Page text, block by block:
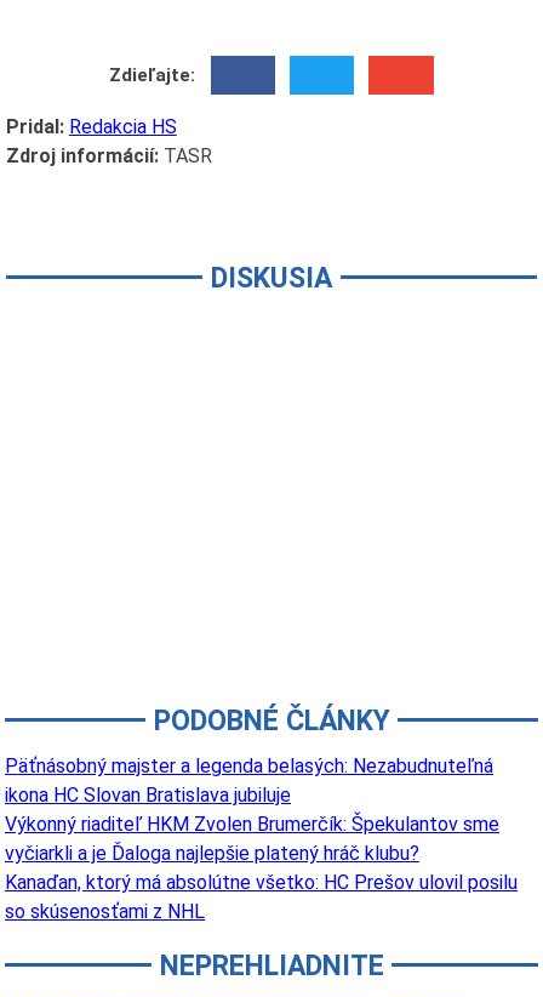
Zdieľajte:
Pridal: Redakcia HS
Zdroj informácií:TASR
DISKUSIA
PODOBNÉ ČLÁNKY
Päťnásobný majster a legenda belasých: Nezabudnuteľná
ikona HC Slovan Bratislava jubiluje
Výkonný riaditeľ HKM Zvolen Brumerčík: Špekulantov sme
vyčiarkli a je Ďaloga najlepšie platený hráč klubu?
Kanaďan, ktorý má absolútne všetko: HC Prešov ulovil posilu
so skúsenosťami z NHL
NEPREHLIADNITE